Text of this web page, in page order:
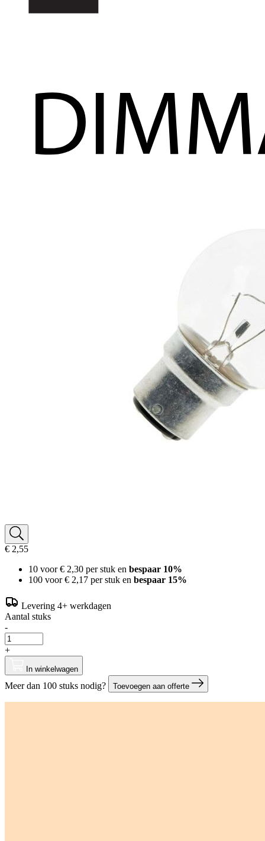
€ 2,55
10 voor€ 2,30 per stuk en bespaar 10%
100 voor€ 2,17 per stuk en bespaar 15%
Levering 4+ werkdagen
Aantal stuks
-
+
In winkelwagen
Meer dan 100 stuks nodig? Toevoegen aan offerte